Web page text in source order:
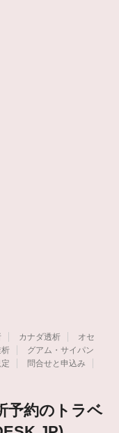
カナダ透析
オセ
グアム・サイパン
問合せと申込み
予約のトラベ